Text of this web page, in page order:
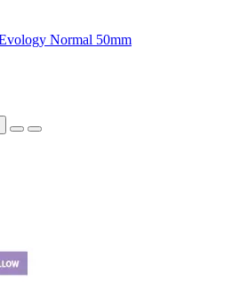
Normal 50mm